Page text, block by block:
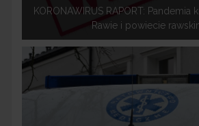
KORONAWIRUS RAPORT: Pandemia
Rawie i powiecie